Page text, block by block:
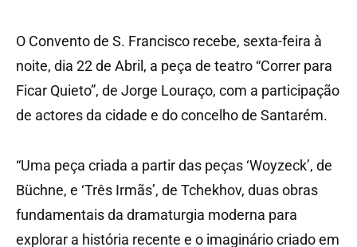
O Convento de S. Francisco recebe, sexta-feira à
noite, dia 22 de Abril, a peça de teatro “Correr para
Ficar Quieto”, de Jorge Louraço, com a participação
de actores da cidade e do concelho de Santarém.
“Uma peça criada a partir das peças ‘Woyzeck’, de
Büchne, e ‘Três Irmãs’, de Tchekhov, duas obras
fundamentais da dramaturgia moderna para
explorar a história recente e o imaginário criado em